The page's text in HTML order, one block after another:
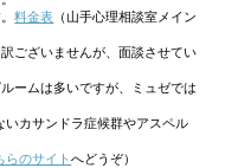
料金表
（山手心理相談室メイン
ございませんが、面談させてい
ームは多いですが、ミュゼでは
カサンドラ症候群やアスペル
らのサイトへどうぞ）